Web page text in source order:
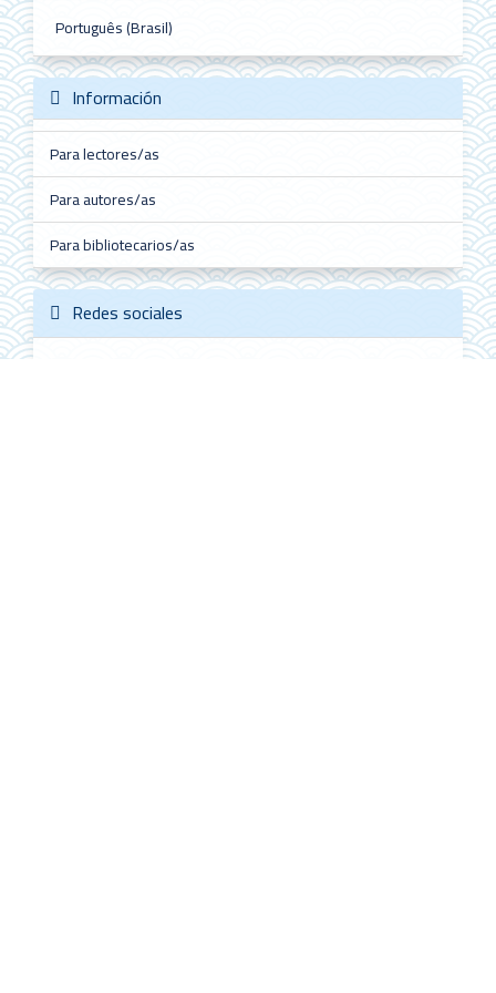
Português (Brasil)
Información
Para lectores/as
Para autores/as
Para bibliotecarios/as
Redes sociales